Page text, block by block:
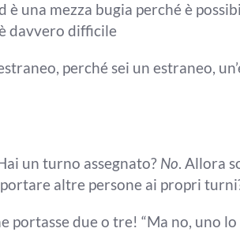
è una mezza bugia perché è
davvero difficile
perchései un estraneo,
un turno assegnato? No. Allora
altre persone ai propri
portasse due o tre! “Ma no, uno